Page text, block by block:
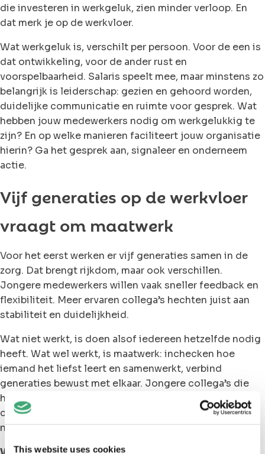
This website uses cookies
die investeren in werkgeluk, zien minder verloop. En
dat merk je op de werkvloer.
Wat werkgeluk is, verschilt per persoon. Voor de een is
dat ontwikkeling, voor de ander rust en
voorspelbaarheid. Salaris speelt mee, maar minstens zo
belangrijk is leiderschap: gezien en gehoord worden,
duidelijke communicatie en ruimte voor gesprek. Wat
hebben jouw medewerkers nodig om werkgelukkig te
zijn? En op welke manieren faciliteert jouw organisatie
hierin? Ga het gesprek aan, signaleer en onderneem
actie.
Vijf generaties op de werkvloer
vraagt om maatwerk
Voor het eerst werken er vijf generaties samen in de
zorg. Dat brengt rijkdom, maar ook verschillen.
Jongere medewerkers willen vaak sneller feedback en
flexibiliteit. Meer ervaren collega’s hechten juist aan
stabiliteit en duidelijkheid.
Wat niet werkt, is doen alsof iedereen hetzelfde nodig
heeft. Wat wel werkt, is maatwerk: inchecken hoe
iemand het liefst leert en samenwerkt, verbind
generaties bewust met elkaar. Jongere collega’s die
hun digitale kennis delen, en ervaren medewerkers die
coachen op omgaan met verandering. Dat versterkt
niet alleen het team, maar ook het onderlinge begrip.